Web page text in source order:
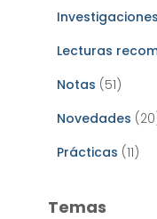
Investigaciones
Lecturas
Notas (51)
Novedades
Prácticas (11)
Temas